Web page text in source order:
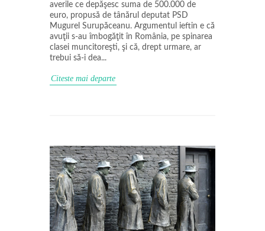
averi­le ce depăşesc suma de 500.000 de
euro, propusă de tâ­nărul deputat PSD
Mugurel Suru­pă­ceanu. Ar­gumentul ieftin e că
avuţii s-au îm­bogăţit în România, pe spinarea
cla­­sei muncitoreşti, şi că, drept ur­mare, ar
trebui să-i dea...
Citeste mai departe